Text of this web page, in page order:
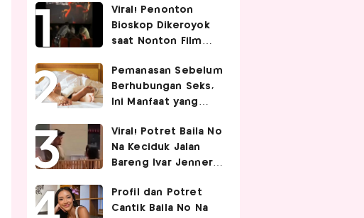
Viral! Penonton
Bioskop Dikeroyok
saat Nonton Film
Pemanasan Sebelum
Berhubungan Seks,
Ini Manfaat yang
Pasangan
Viral! Potret Baila No
Na Keciduk Jalan
Bareng Ivar Jenner,
Profil dan Potret
Cantik Baila No Na